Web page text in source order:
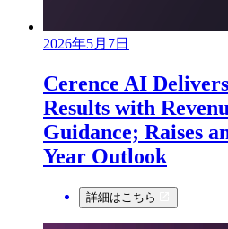
2026年5月7日
Cerence AI
Results with
Guidance; Raises
Year Outlook
詳細はこちら